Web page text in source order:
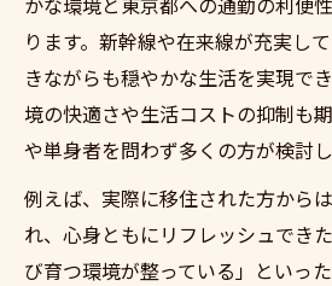
ります。新幹線や在来線が充実し
きながらも穏やかな生活を実現で
境の快適さや生活コストの抑制も
や単身者を問わず多くの方が検討し
例えば、実際に移住された方から
れ、心身ともにリフレッシュでき
び育つ環境が整っている」といっ